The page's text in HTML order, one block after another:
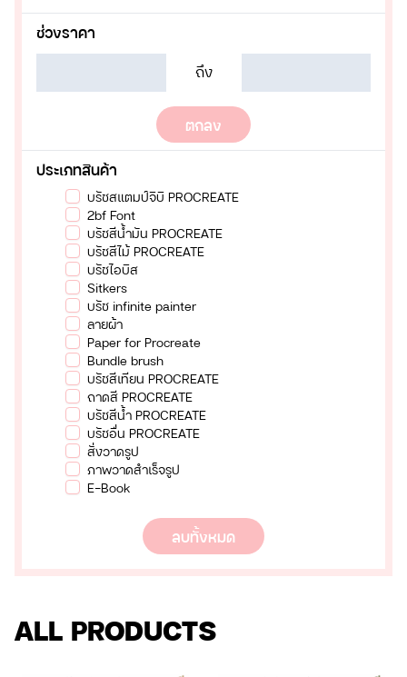
ช่วงราคา
ถึง
ตกลง
ประเภทสินค้า
บรัชสแตมป์จิบิ PROCREATE
2bf Font
บรัชสีน้ำมัน PROCREATE
บรัชสีไม้ PROCREATE
บรัชไอบิส
Sitkers
บรัช infinite painter
ลายผ้า
Paper for Procreate
Bundle brush
บรัชสีเทียน PROCREATE
ถาดสี PROCREATE
บรัชสีน้ำ PROCREATE
บรัชอื่น PROCREATE
สั่งวาดรูป
ภาพวาดสำเร็จรูป
E-Book
ลบทั้งหมด
ALL PRODUCTS